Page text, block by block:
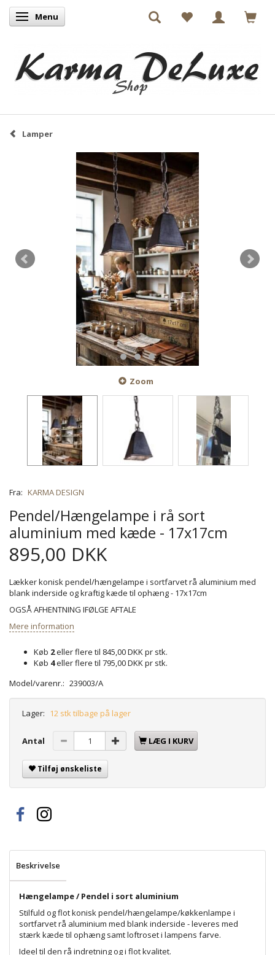
Skifte navigation
Menu
Lamper
Zoom
Fra: KARMA DESIGN
Pendel/Hængelampe i rå sort
aluminium med kæde - 17x17cm
895,00 DKK
Lækker konisk pendel/hængelampe i sortfarvet rå aluminium med
blank inderside og kraftig kæde til ophæng - 17x17cm
OGSÅ AFHENTNING IFØLGE AFTALE
Mere information
Køb 2eller flere til 845,00 DKKpr stk.
Køb 4eller flere til 795,00 DKKpr stk.
Model/varenr.: 239003/A
Lager: 12 stk tilbage på lager
Antal LÆG I KURV
Tilføj ønskeliste
Beskrivelse
Hængelampe / Pendel i sort aluminium
Stilfuld og flot konisk pendel/hængelampe/køkkenlampe i
sortfarvet rå aluminium med blank inderside - leveres med
stærk kæde til ophæng samt loftroset i lampens farve.
Ideel til den rå indretning og i flot kvalitet.